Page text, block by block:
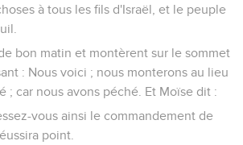
à tous les fils d'Israël, et le peuple
bon matin et montèrent sur le sommet
: Nous voici ; nous monterons au lieu
; car nous avons péché. Et Moïse dit :
vous ainsi le commandement de
point.